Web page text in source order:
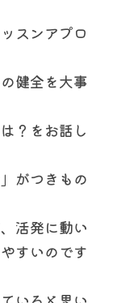
スンアプロ
健全を大事
？をお話し
がつきもの
活発に動い
すいのです